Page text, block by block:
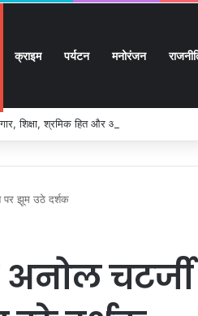
क्राइम पर्यटन मनोरंजन
शिक्षा, श्रमिक हित और आधारभूत विकास को
पर झूम उठे दर्शक
अनोल